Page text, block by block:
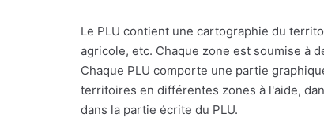
Le PLU contient une cartographie du
agricole, etc. Chaque zone est soumise à
Chaque PLU comporte une partie
territoires en différentes zones à l'aide,
dans la partie écrite du PLU.